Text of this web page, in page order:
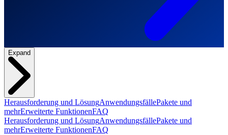
Expand
Herausforderung und LösungAnwendungsfällePakete und
mehrErweiterte FunktionenFAQ
Herausforderung und LösungAnwendungsfällePakete und
mehrErweiterte FunktionenFAQ